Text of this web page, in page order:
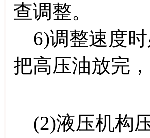
查调整。
6)调整速度时
把高压油放完
(2)液压机构